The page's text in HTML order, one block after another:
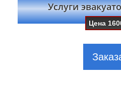
Услуги
Цена